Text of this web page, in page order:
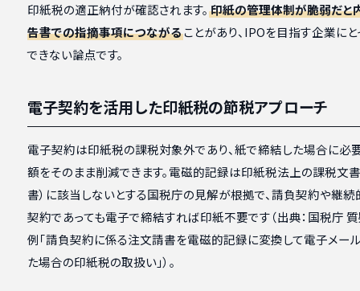
印紙税の適正納付が確認されます。 印紙の管理体制が脆弱だと
告書での指摘事項につながることがあり、IPOを目指す企業に
できない論点です。
電子契約を活用した印紙税の節税アプローチ
電子契約は印紙税の課税対象外であり、紙で締結した場合に必
額をそのまま削減できます。電磁的記録は印紙税法上の課税文
書）に該当しないとする国税庁の見解が根拠で、請負契約や継
契約であっても電子で締結すれば印紙不要です（出典：国税庁
例「請負契約に係る注文請書を電磁的記録に変換して電子メー
た場合の印紙税の取扱い」）。